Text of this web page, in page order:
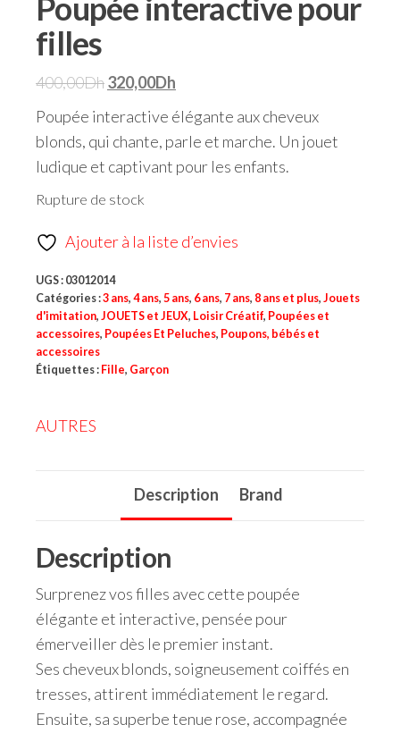
Poupée interactive pour
filles
400,00Dh320,00Dh
Poupée interactive élégante aux cheveux
blonds, qui chante, parle et marche. Un jouet
ludique et captivant pour les enfants.
Rupture de stock
Ajouter à la liste d’envies
UGS : 03012014
Catégories :3 ans, 4 ans, 5 ans, 6 ans, 7 ans, 8 ans et plus, Jouets
d'imitation, JOUETS et JEUX, Loisir Créatif, Poupées et
accessoires, Poupées Et Peluches, Poupons, bébés et
accessoires
Étiquettes : Fille, Garçon
AUTRES
Description Brand
Description
Surprenez vos filles avec cette poupée
élégante et interactive, pensée pour
émerveiller dès le premier instant.
Ses cheveux blonds, soigneusement coiffés en
tresses, attirent immédiatement le regard.
Ensuite, sa superbe tenue rose, accompagnée